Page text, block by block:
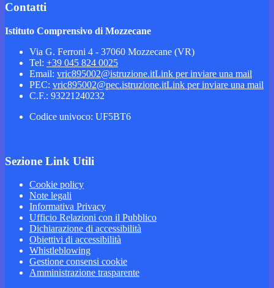
Contatti
Istituto Comprensivo di Mozzecane
Via G. Ferroni 4 - 37060 Mozzecane (VR)
Tel: +39 045 824 0025
Email: vric895002@istruzione.itLink per inviare una mail
PEC: vric895002@pec.istruzione.itLink per inviare una mail
C.F.: 93221240232
Codice univoco: UF5BT6
Sezione Link Utili
Cookie policy
Note legali
Informativa Privacy
Ufficio Relazioni con il Pubblico
Dichiarazione di accessibilità
Obiettivi di accessibilità
Whistleblowing
Gestione consensi cookie
Amministrazione trasparente